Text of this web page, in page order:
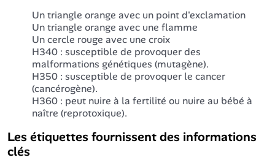
Un triangle orange avec un point d'exclamation
Un triangle orange avec une flamme
Un cercle rouge avec une croix
H340 : susceptible de provoquer des
malformations génétiques (mutagène).
H350 : susceptible de provoquer le cancer
(cancérogène).
H360 : peut nuire à la fertilité ou nuire au bébé à
naître (reprotoxique).
Les étiquettes fournissent des informations
clés